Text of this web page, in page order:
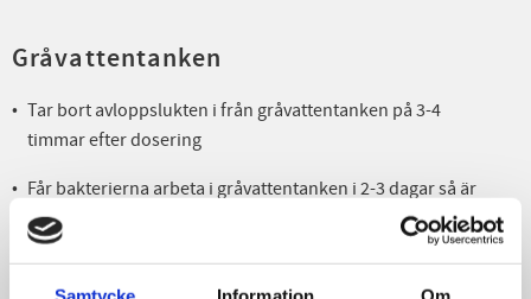
Gråvattentanken
Tar bort avloppslukten i från gråvattentanken på 3-4
timmar efter dosering
Får bakterierna arbeta i gråvattentanken i 2-3 dagar så är
gråvattnet luktfritt vid tömning.
Bakterierna håller tvättställ och diskbänksavloppsrör samt